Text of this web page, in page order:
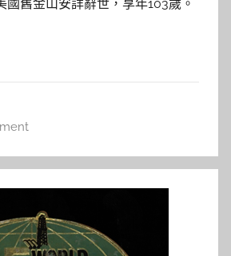
h
a
l
國舊金山安詳辭世，享年103歲。
，仍擺滿了故舊部屬所送之花
敬重及愛戴。 2016年，交大雙甲